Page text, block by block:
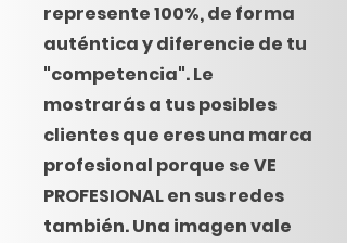
represente 100%, de forma
auténtica y diferencie de tu
"competencia". Le
mostrarás a tus posibles
clientes que eres una marca
profesional porque se VE
PROFESIONAL en sus redes
también. Una imagen vale